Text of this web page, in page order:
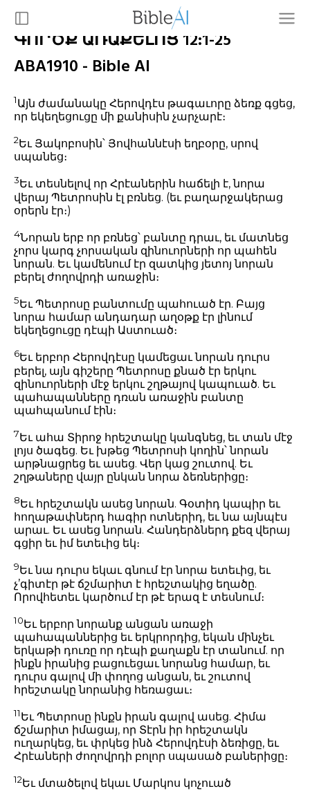
ԳՈՐԾՔ ԱՌԱՔԵԼՈՑ 12:1-25
ABA1910 - Bible AI
1Այն ժամանակը Հերովդէս թագաւորը ձեռք գցեց,
որ եկեղեցուցը մի քանիսին չարչարէ։
2Եւ Յակոբոսին՝ Յովհաննէսի եղբօրը, սրով
սպանեց։
3Եւ տեսնելով որ Հրէաներին հաճելի է, նորա
վերայ Պետրոսին էլ բռնեց. (եւ բաղարջակերաց
օրերն էր։)
4Նորան երբ որ բռնեց՝ բանտը դրաւ, եւ մատնեց
չորս կարգ չորսական զինուորների որ պահեն
նորան. Եւ կամենում էր զատկից յետոյ նորան
բերել ժողովրդի առաջին։
5Եւ Պետրոսը բանտումը պահուած էր. Բայց
նորա համար անդադար աղօթք էր լինում
եկեղեցուցը դէպի Աստուած։
6Եւ երբոր Հերովդէսը կամեցաւ նորան դուրս
բերել, այն գիշերը Պետրոսը քնած էր երկու
զինուորների մէջ երկու շղթայով կապուած. Եւ
պահապանները դռան առաջին բանտը
պահպանում էին։
7Եւ ահա Տիրոջ հրեշտակը կանգնեց, եւ տան մէջ
լոյս ծագեց. Եւ խթեց Պետրոսի կողին՝ նորան
արթնացրեց եւ ասեց. Վեր կաց շուտով. Եւ
շղթաները վայր ընկան նորա ձեռներիցը։
8Եւ հրեշտակն ասեց նորան. Գօտիդ կապիր եւ
հողաթափներդ հագիր ոտներիդ, եւ նա այնպէս
արաւ. Եւ ասեց նորան. Հանդերձներդ քեզ վերայ
գցիր եւ իմ ետեւից եկ։
9Եւ նա դուրս եկաւ գնում էր նորա ետեւից, եւ
չ’գիտէր թէ ճշմարիտ է հրեշտակից եղածը.
Որովհետեւ կարծում էր թէ երազ է տեսնում։
10Եւ երբոր նորանք անցան առաջի
պահապաններից եւ երկրորդից, եկան մինչեւ
երկաթի դուռը որ դէպի քաղաքն էր տանում. որ
ինքն իրանից բացուեցաւ նորանց համար, եւ
դուրս գալով մի փողոց անցան, եւ շուտով
հրեշտակը նորանից հեռացաւ։
11Եւ Պետրոսը ինքն իրան գալով ասեց. Հիմա
ճշմարիտ իմացայ, որ Տէրն իր հրեշտակն
ուղարկեց, եւ փրկեց ինձ Հերովդէսի ձեռիցը, եւ
Հրէաների ժողովրդի բոլոր սպասած բաներիցը։
12Եւ մտածելով եկաւ Մարկոս կոչուած